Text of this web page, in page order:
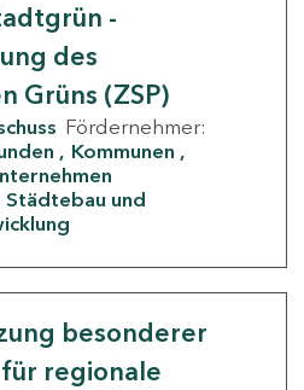
-
des
Grüns (ZSP)
Fördernehmer:
Kommunen
Städtebau und
besonderer
regionale